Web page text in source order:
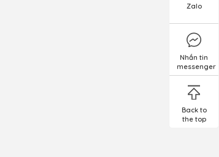
Zalo
Nhắn tin
messenger
Back to
the top